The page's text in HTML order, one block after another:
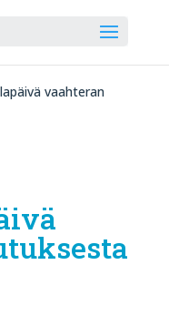
vaahteran